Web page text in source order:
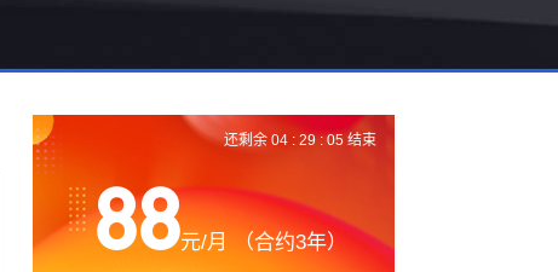
88元/月 （合约3年）
还剩余 04 : 29 :04 结束